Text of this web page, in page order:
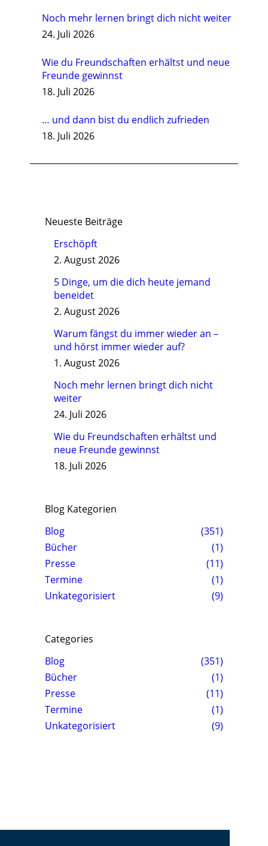
Noch mehr lernen bringt dich nicht weiter
24. Juli 2026
Wie du Freundschaften erhältst und neue
Freunde gewinnst
18. Juli 2026
… und dann bist du endlich zufrieden
18. Juli 2026
Neueste Beiträge
Erschöpft
2. August 2026
5 Dinge, um die dich heute jemand
beneidet
2. August 2026
Warum fängst du immer wieder an –
und hörst immer wieder auf?
1. August 2026
Noch mehr lernen bringt dich nicht
weiter
24. Juli 2026
Wie du Freundschaften erhältst und
neue Freunde gewinnst
18. Juli 2026
Blog Kategorien
Blog
(351)
Bücher
(1)
Presse
(11)
Termine
(1)
Unkategorisiert
(9)
Categories
Blog
(351)
Bücher
(1)
Presse
(11)
Termine
(1)
Unkategorisiert
(9)